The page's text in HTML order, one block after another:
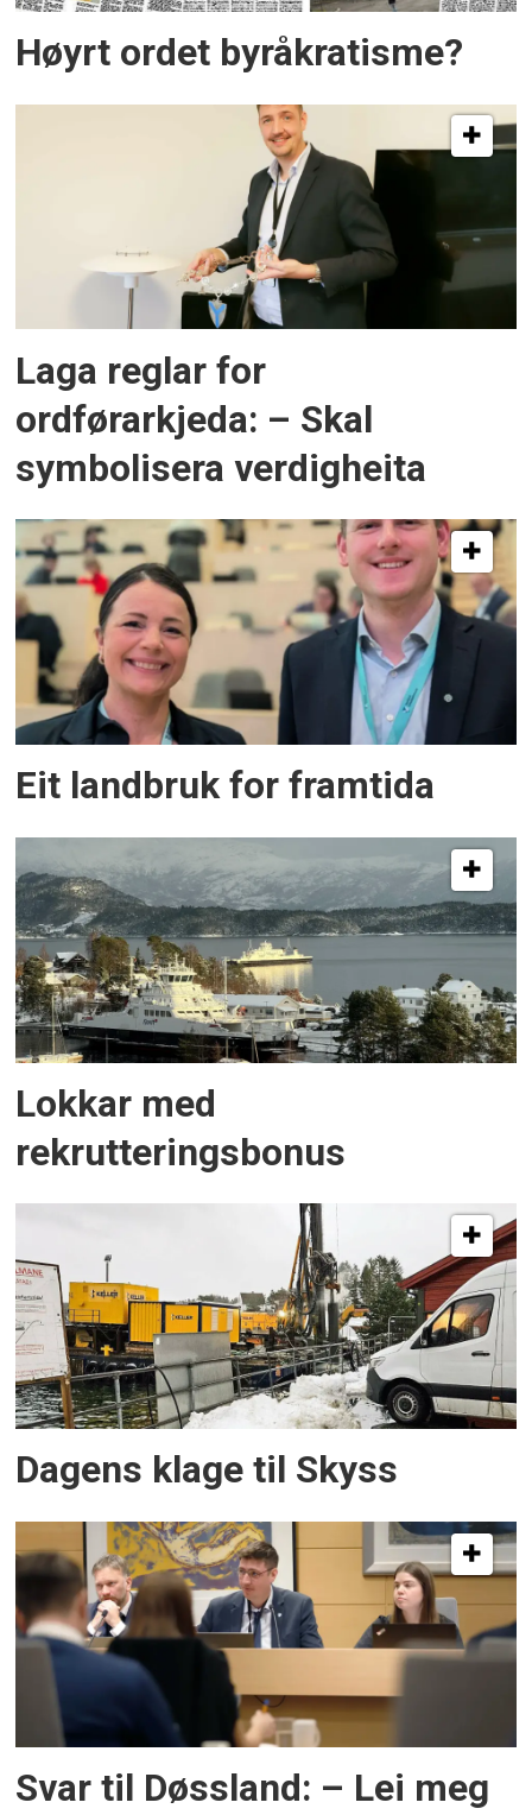
Høyrt ordet byråkratisme?
Laga reglar for
ordførarkjeda: – Skal
symbolisera verdigheita
Eit landbruk for framtida
Lokkar med
rekrutteringsbonus
Dagens klage til Skyss
Svar til Døssland: – Lei meg